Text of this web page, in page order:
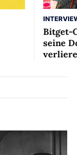
Bitget-
seine